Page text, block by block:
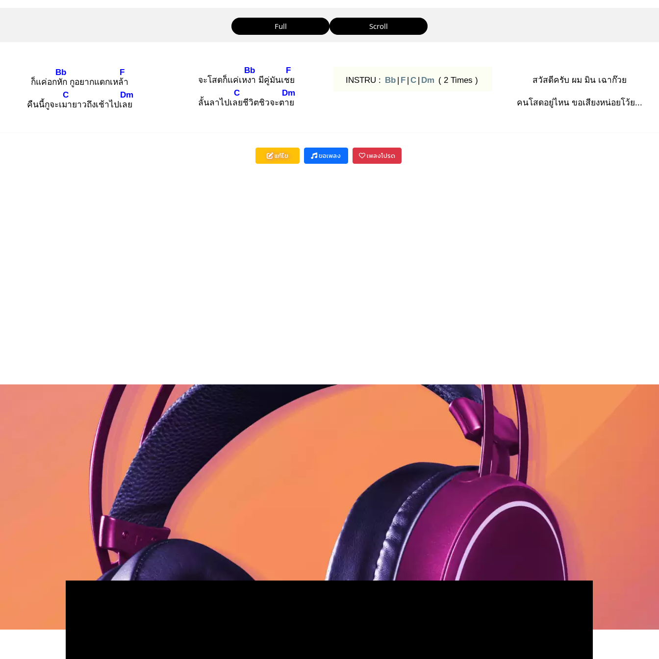
Full Scroll
ก็แค่อกหัก
Bb
กูอยากแดกเหล้า
F
คืนนี้กูจะเมา
C
ยาวถึงเช้าไปเลย
Dm
จะโสดก็แค่เหงา
Bb
มีคู่มันเชย
F
ลั้นลาไปเลย
C
ชีวิตชิวจะตาย
Dm
INSTRU : Bb | F | C | Dm ( 2 Times ) สวัสดีครับ ผม มิน เฉาก๊วย
คนโสดอยู่ไหน ขอเสียงหน่อยโว้ย...
แก้ไข ขอเพลง เพลงโปรด